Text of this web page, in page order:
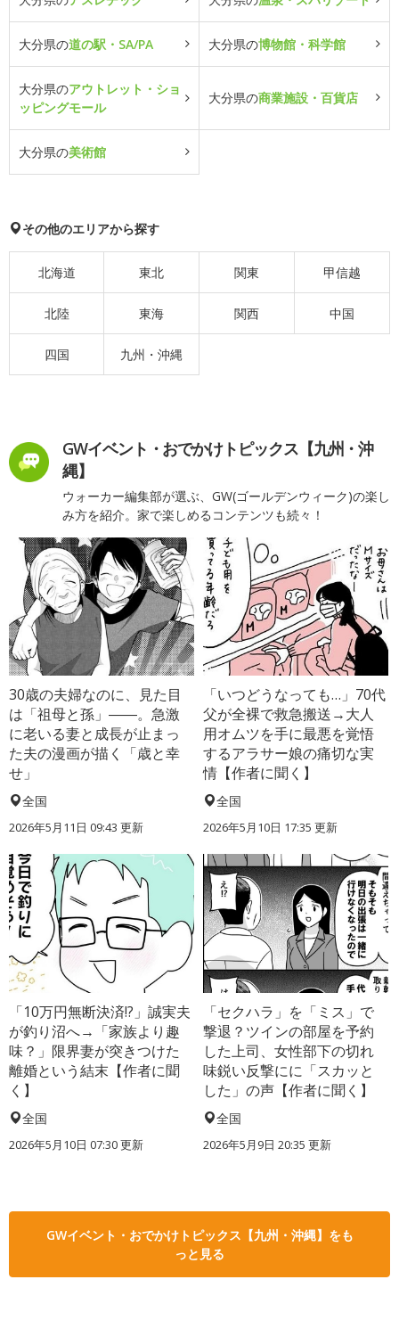
大分県の道の駅・SA/PA 大分県の博物館・科学館
大分県のアウトレット・ショ
ッピングモール
大分県の商業施設・百貨店
大分県の美術館
その他のエリアから探す
北海道 東北 関東 甲信越
北陸 東海 関西 中国
四国 九州・沖縄
GWイベント・おでかけトピックス【九州・沖
縄】
ウォーカー編集部が選ぶ、GW(ゴールデンウィーク)の楽し
み方を紹介。家で楽しめるコンテンツも続々！
30歳の夫婦なのに、見た目
は「祖母と孫」――。急激
に老いる妻と成長が止まっ
た夫の漫画が描く「歳と幸
せ」
全国
2026年5月11日 09:43 更新
「いつどうなっても…」70代
父が全裸で救急搬送→大人
用オムツを手に最悪を覚悟
するアラサー娘の痛切な実
情【作者に聞く】
全国
2026年5月10日 17:35 更新
「10万円無断決済!?」誠実夫
が釣り沼へ→「家族より趣
味？」限界妻が突きつけた
離婚という結末【作者に聞
く】
全国
2026年5月10日 07:30 更新
「セクハラ」を「ミス」で
撃退？ツインの部屋を予約
した上司、女性部下の切れ
味鋭い反撃にに「スカッと
した」の声【作者に聞く】
全国
2026年5月9日 20:35 更新
GWイベント・おでかけトピックス【九州・沖縄】をも
っと見る